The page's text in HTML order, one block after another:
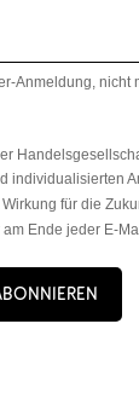
Anmeldung, nicht
individualisierten
für die
Ende jeder E-